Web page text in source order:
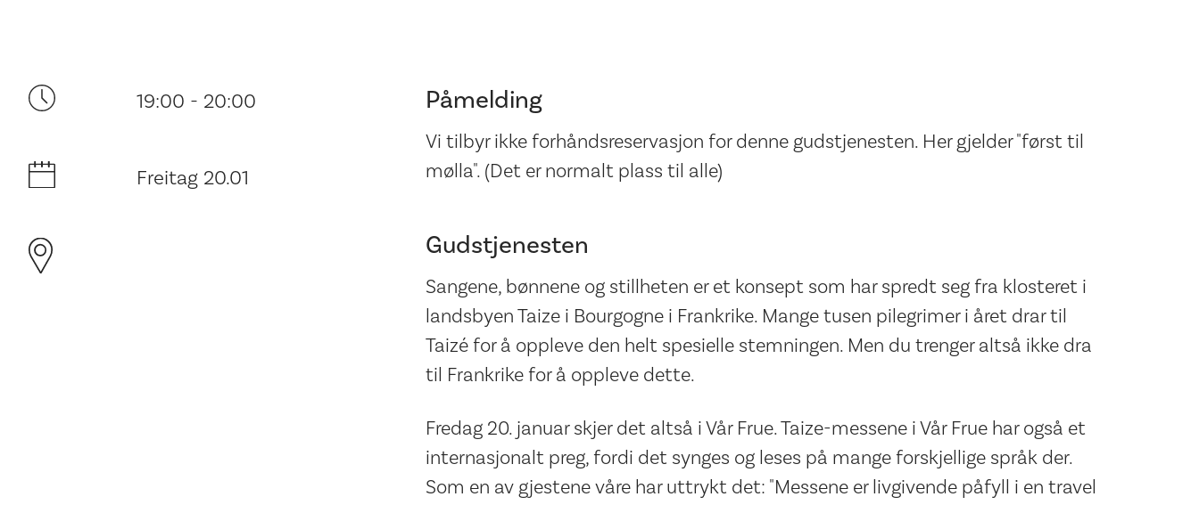
19:00 - 20:00
Freitag 20.01
Påmelding
Vi tilbyr ikke forhåndsreservasjon for denne gudstjenesten. Her gjelder "først til
mølla". (Det er normalt plass til alle)
Gudstjenesten
Sangene, bønnene og stillheten er et konsept som har spredt seg fra klosteret i
landsbyen Taize i Bourgogne i Frankrike. Mange tusen pilegrimer i året drar til
Taizé for å oppleve den helt spesielle stemningen. Men du trenger altså ikke dra
til Frankrike for å oppleve dette.
Fredag 20. januar skjer det altså i Vår Frue. Taize-messene i Vår Frue har også et
internasjonalt preg, fordi det synges og leses på mange forskjellige språk der.
Som en av gjestene våre har uttrykt det: "Messene er livgivende påfyll i en travel